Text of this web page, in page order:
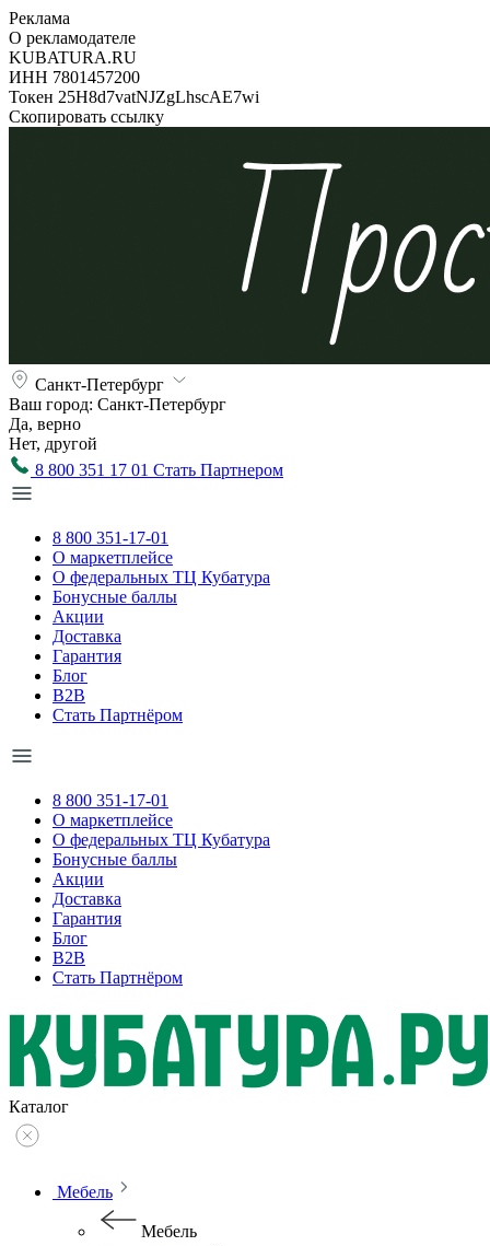
Реклама
О рекламодателе
KUBATURA.RU
ИНН 7801457200
Токен 25H8d7vatNJZgLhscAE7wi
Скопировать ссылку
Санкт-Петербург
Ваш город: Санкт-Петербург
Да, верно
Нет, другой
8 800 351 17 01 Стать Партнером
8 800 351-17-01
О маркетплейсе
О федеральных ТЦ Кубатура
Бонусные баллы
Акции
Доставка
Гарантия
Блог
B2B
Стать Партнёром
8 800 351-17-01
О маркетплейсе
О федеральных ТЦ Кубатура
Бонусные баллы
Акции
Доставка
Гарантия
Блог
B2B
Стать Партнёром
Каталог
Мебель
Мебель